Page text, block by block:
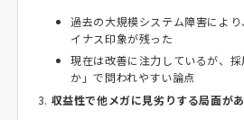
過去の大規模システム障害によ
イナス印象が残った
現在は改善に注力しているが、
か」で問われやすい論点
収益性で他メガに見劣りする局面が